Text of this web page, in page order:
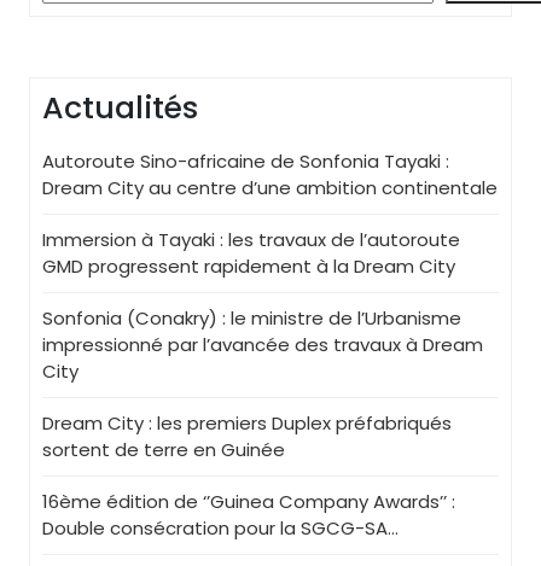
Actualités
Autoroute Sino-africaine de Sonfonia Tayaki :
Dream City au centre d’une ambition continentale
Immersion à Tayaki : les travaux de l’autoroute
GMD progressent rapidement à la Dream City
Sonfonia (Conakry) : le ministre de l’Urbanisme
impressionné par l’avancée des travaux à Dream
City
Dream City : les premiers Duplex préfabriqués
sortent de terre en Guinée
16ème édition de ‘’Guinea Company Awards’’ :
Double consécration pour la SGCG-SA…